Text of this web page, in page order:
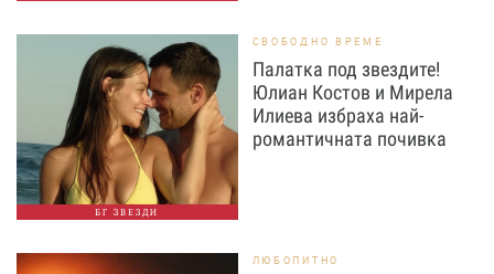
БГ ЗВЕЗДИ
СВОБОДНО ВРЕМЕ
Палатка под звездите!
Юлиан Костов и Мирела
Илиева избраха най-
романтичната почивка
ЛЮБОПИТНО